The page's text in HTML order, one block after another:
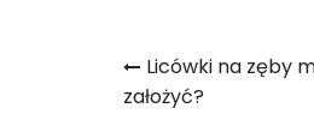
Licówki na zęby
założyć?